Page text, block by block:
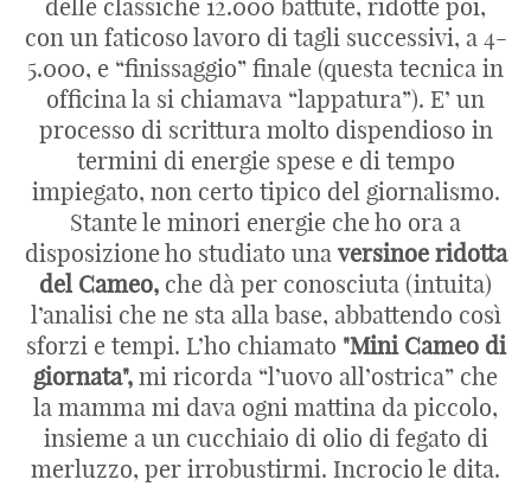
delle classiche 12.000 battute, ridotte poi,
con un faticoso lavoro di tagli successivi, a 4-
5.000, e “finissaggio” finale (questa tecnica in
officina la si chiamava “lappatura”). E’ un
processo di scrittura molto dispendioso in
termini di energie spese e di tempo
impiegato, non certo tipico del giornalismo.
Stante le minori energie che ho ora a
disposizione ho studiato una versinoe ridotta
del Cameo, che dà per conosciuta (intuita)
l’analisi che ne sta alla base, abbattendo così
sforzi e tempi. L’ho chiamato "Mini Cameo di
giornata", mi ricorda “l’uovo all’ostrica” che
la mamma mi dava ogni mattina da piccolo,
insieme a un cucchiaio di olio di fegato di
merluzzo, per irrobustirmi. Incrocio le dita.